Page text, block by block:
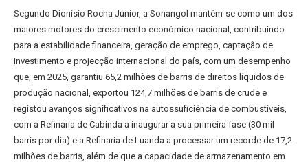
Segundo Dionísio Rocha Júnior, a Sonangol mantém-se como um dos
maiores motores do crescimento económico nacional, contribuindo
para a estabilidade financeira, geração de emprego, captação de
investimento e projecção internacional do país, com um desempenho
que, em 2025, garantiu 65,2 milhões de barris de direitos líquidos de
produção nacional, exportou 124,7 milhões de barris de crude e
registou avanços significativos na autossuficiência de combustíveis,
com a Refinaria de Cabinda a inaugurar a sua primeira fase (30 mil
barris por dia) e a Refinaria de Luanda a processar um recorde de 17,2
milhões de barris, além de que a capacidade de armazenamento em